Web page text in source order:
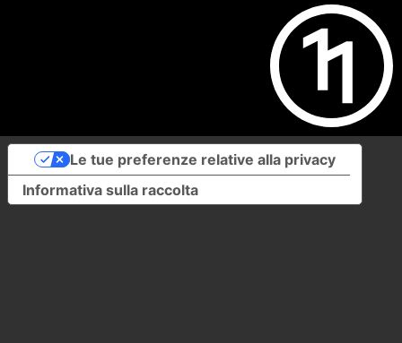
Informativa sulla raccolta
Le tue preferenze relative alla privacy